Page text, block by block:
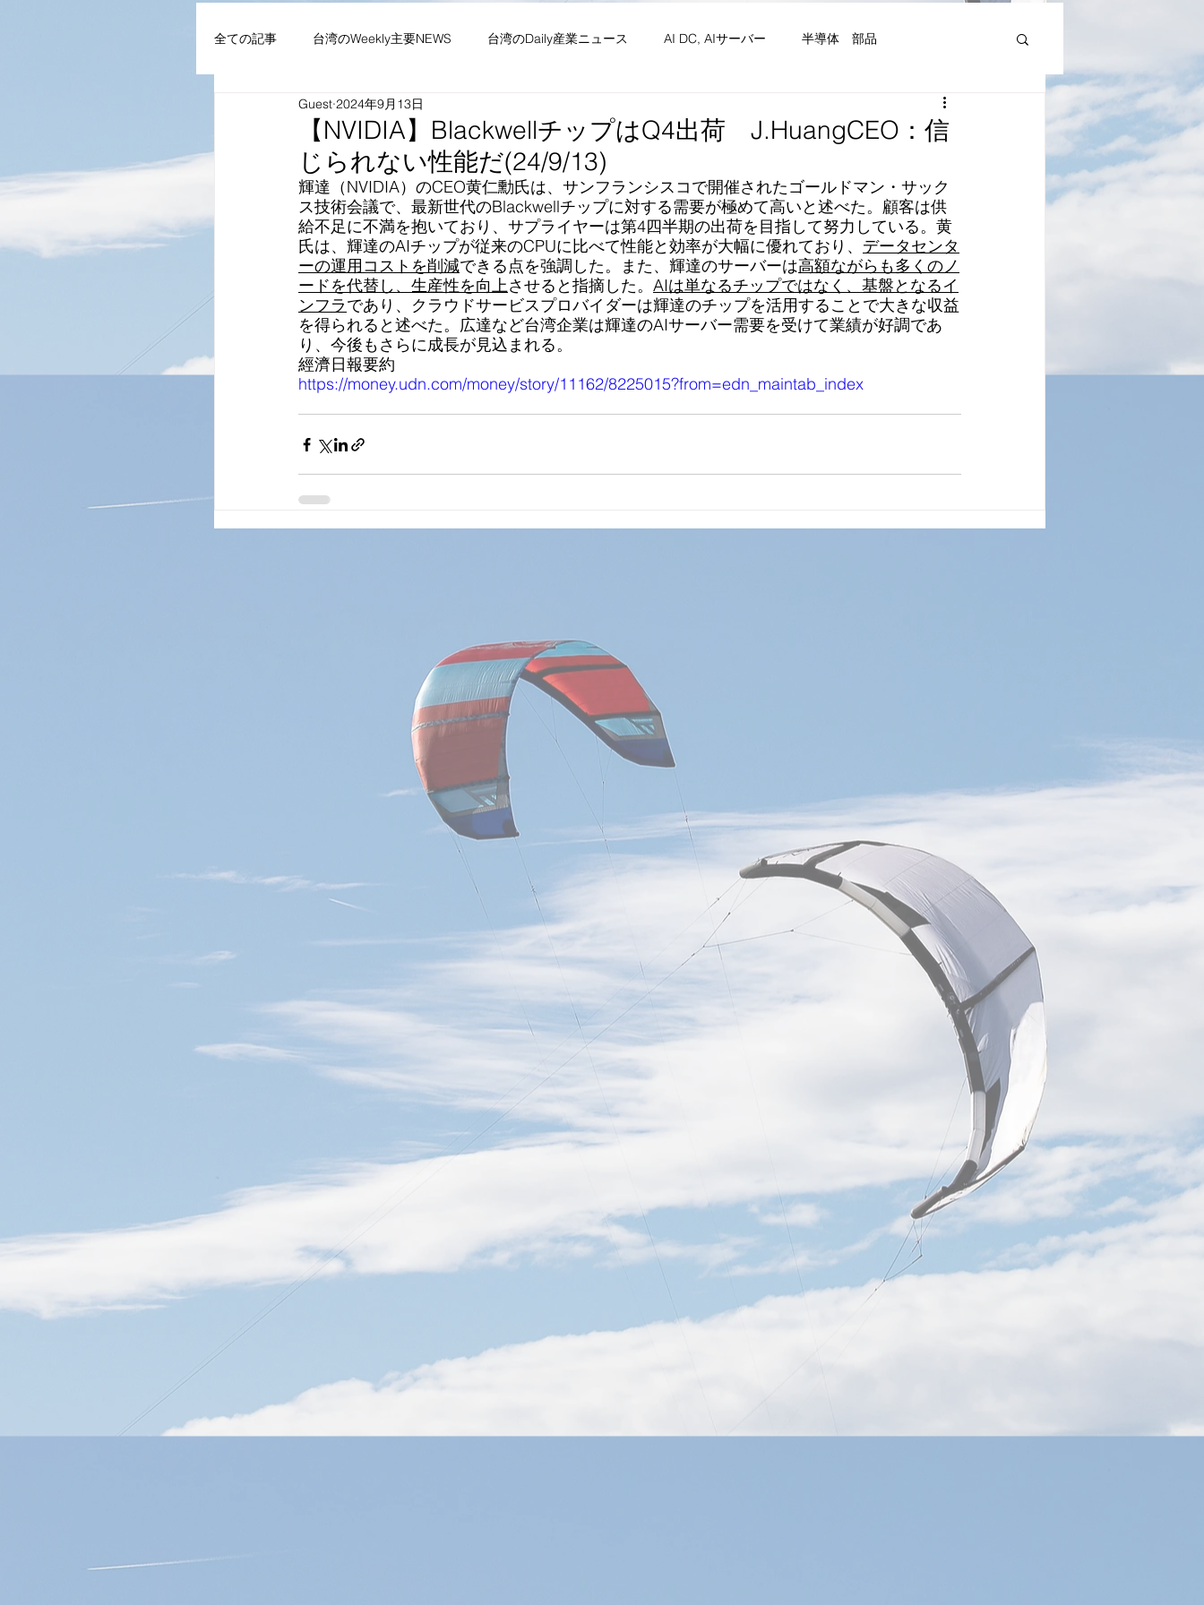
全ての記事 台湾のWeekly主要NEWS 台湾のDaily産業ニュース AI DC, AIサーバー 半導体 部品
AIoT・通信機器・ネットワーク
企業・組織 NEWS・社会文化・イベント等 竹竹苗縣市 台湾生活（投稿） 台湾Art&Artist 日本文化
【NVIDIA】BlackwellチップはQ4出荷 J.HuangCEO：信
じられない性能だ(24/9/13)
Guest 2024年9月13日
輝達（NVIDIA）のCEO黄仁勳氏は、サンフランシスコで開催されたゴールドマン・サック
ス技術会議で、最新世代のBlackwellチップに対する需要が極めて高いと述べた。顧客は供
給不足に不満を抱いており、サプライヤーは第4四半期の出荷を目指して努力している。黄
氏は、輝達のAIチップが従来のCPUに比べて性能と効率が大幅に優れており、 データセンタ
ーの運用コストを削減できる点を強調した。また、輝達のサーバーは高額ながらも多くのノ
ードを代替し、生産性を向上させると指摘した。 AIは単なるチップではなく、基盤となるイ
ンフラであり、クラウドサービスプロバイダーは輝達のチップを活用することで大きな収益
を得られると述べた。広達など台湾企業は輝達のAIサーバー需要を受けて業績が好調であ
り、今後もさらに成長が見込まれる。
經濟日報要約
https://money.udn.com/money/story/11162/8225015?from=edn_maintab_index